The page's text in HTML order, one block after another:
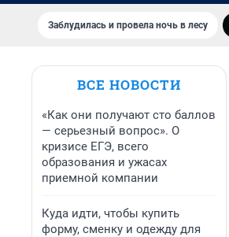
Заблудилась и провела ночь в лесу
ВСЕ НОВОСТИ
«Как они получают сто баллов
— серьезный вопрос». О
кризисе ЕГЭ, всего
образования и ужасах
приемной компании
Куда идти, чтобы купить
форму, сменку и одежду для